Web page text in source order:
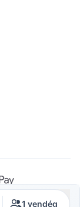
1 vendég
© 2026 Crovillas GmbH